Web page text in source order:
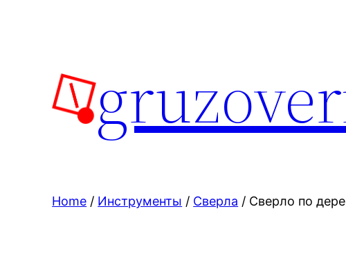
Home / Инструменты / Сверла / Сверло по